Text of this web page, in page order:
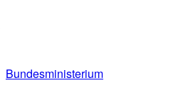
Bundesministerium